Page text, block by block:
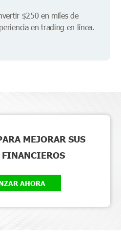
$250 en miles de
en trading en línea.
MEJORAR SUS
AHORA